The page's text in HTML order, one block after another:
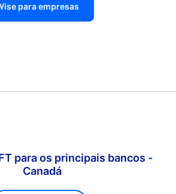
para empresas
para os principais bancos -
Canadá